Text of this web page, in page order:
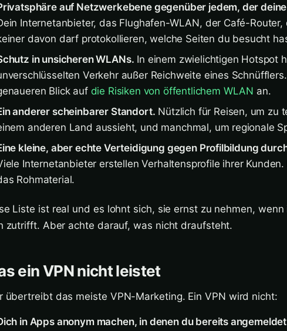
auf Netzwerkebene gegenüber jedem, der
Internetanbieter, das Flughafen-WLAN, der Café-
davon darf protokollieren, welche Seiten du besucht
in unsicheren WLANs. In einem zwielichtigen Hotspot
Verkehr außer Reichweite eines
Blick auf die Risiken von öffentlichem WLAN an.
anderer scheinbarer Standort. Nützlich für Reisen, um zu
anderen Land aussieht, und manchmal, um regionale
kleine, aber echte Verteidigung gegen Profilbildung
Internetanbieter erstellen Verhaltensprofile ihrer
Rohmaterial.
Liste ist real und es lohnt sich, sie ernst zu nehmen,
zutrifft. Aber achte darauf, was nicht draufsteht.
ein VPN nicht leistet
übertreibt das meiste VPN-Marketing. Ein VPN wird nicht:
in Apps anonym machen, in denen du bereits